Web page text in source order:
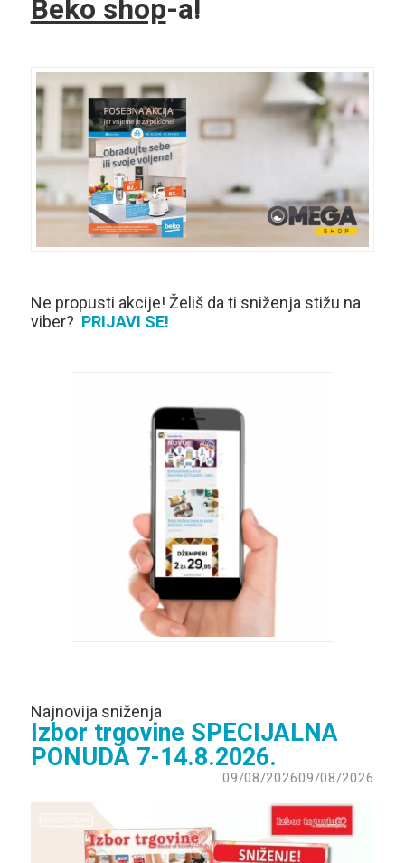
Beko shop-a!
Ne propusti akcije! Želiš da ti sniženja stižu na
viber? PRIJAVI SE!
Najnovija sniženja
Izbor trgovine SPECIJALNA
PONUDA 7-14.8.2026.
09/08/202609/08/2026